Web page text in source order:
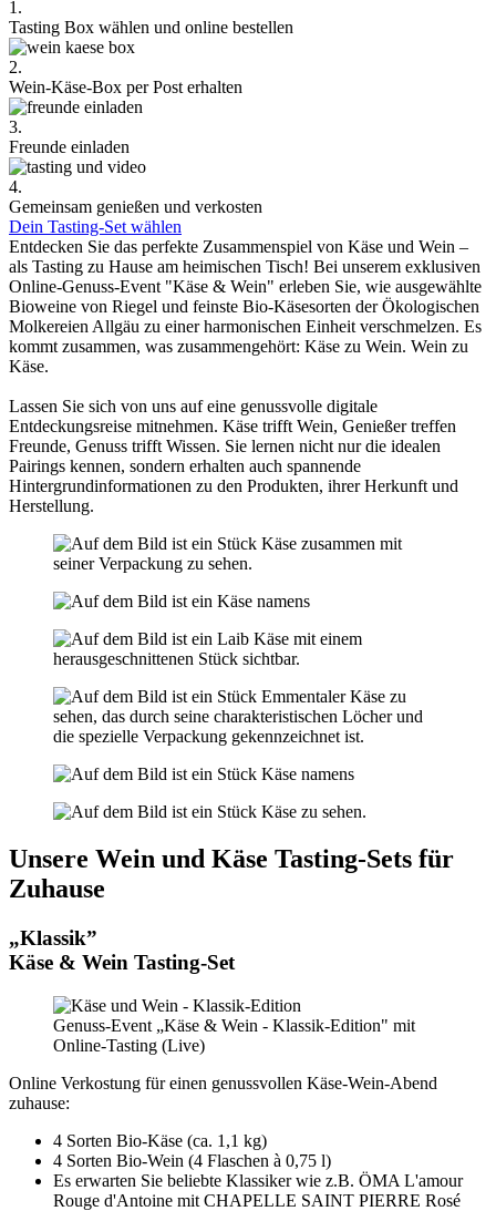
1.
Tasting Box wählen und online bestellen
2.
Wein-Käse-Box per Post erhalten
3.
Freunde einladen
4.
Gemeinsam genießen und verkosten
Dein Tasting-Set wählen
Entdecken Sie das perfekte Zusammenspiel von Käse und Wein –
als Tasting zu Hause am heimischen Tisch! Bei unserem exklusiven
Online-Genuss-Event "Käse & Wein" erleben Sie, wie ausgewählte
Bioweine von Riegel und feinste Bio-Käsesorten der Ökologischen
Molkereien Allgäu zu einer harmonischen Einheit verschmelzen. Es
kommt zusammen, was zusammengehört: Käse zu Wein. Wein zu
Käse.
Lassen Sie sich von uns auf eine genussvolle digitale
Entdeckungsreise mitnehmen. Käse trifft Wein, Genießer treffen
Freunde, Genuss trifft Wissen. Sie lernen nicht nur die idealen
Pairings kennen, sondern erhalten auch spannende
Hintergrundinformationen zu den Produkten, ihrer Herkunft und
Herstellung.
Unsere Wein und Käse Tasting-Sets für
Zuhause
„Klassik”
Käse & Wein Tasting-Set
Genuss-Event „Käse & Wein - Klassik-Edition" mit
Online-Tasting (Live)
Online Verkostung für einen genussvollen Käse-Wein-Abend
zuhause:
4 Sorten Bio-Käse (ca. 1,1 kg)
4 Sorten Bio-Wein (4 Flaschen à 0,75 l)
Es erwarten Sie beliebte Klassiker wie z.B. ÖMA L'amour
Rouge d'Antoine mit CHAPELLE SAINT PIERRE Rosé